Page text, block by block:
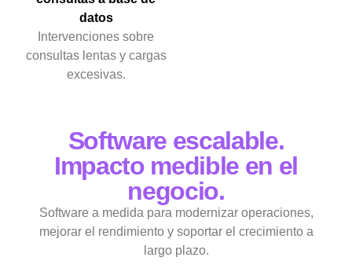
datos
Intervenciones sobre
consultas lentas y cargas
excesivas.
Software escalable.
Impacto medible en el
negocio.
Software a medida para modernizar operaciones,
mejorar el rendimiento y soportar el crecimiento a
largo plazo.